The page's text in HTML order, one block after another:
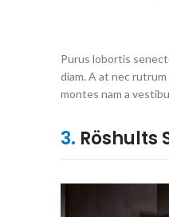
Purus lobortis
diam. A at nec
montes nam a
3. Röshults